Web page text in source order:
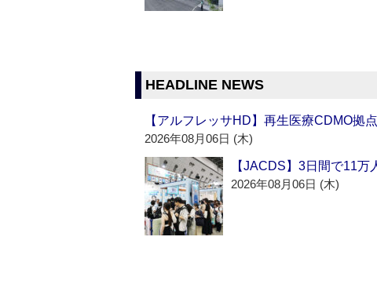
HEADLINE NEWS
【アルフレッサHD】再生医療CDMO拠
2026年08月06日 (木)
【JACDS】3日間で11
2026年08月06日 (木)